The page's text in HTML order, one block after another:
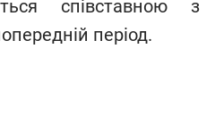
співставною з
період.